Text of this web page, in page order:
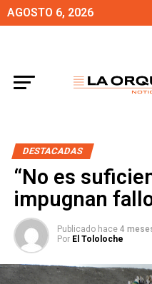
AGOSTO 6, 2026
DESTACADAS
“No es
impugnan
Publicado hace 4
Por El Tololoche